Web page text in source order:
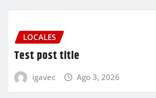
LOCALES
Test post title
igavec Ago 3, 2026